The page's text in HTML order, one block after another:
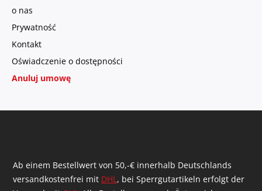
o nas
Prywatność
Kontakt
Oświadczenie o dostępności
Anuluj umowę
Ab einem Bestellwert von 50,-€ innerhalb Deutschlands
versandkostenfrei mit DHL, bei Sperrgutartikeln erfolgt der